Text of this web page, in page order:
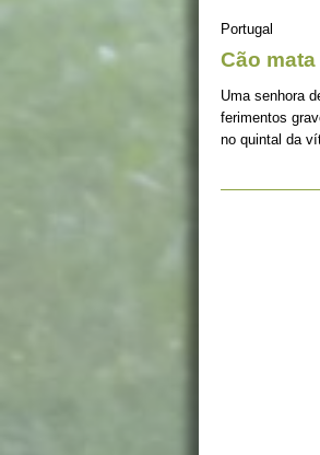
Portugal
Cão
Uma senhora
ferimentos
no quintal da